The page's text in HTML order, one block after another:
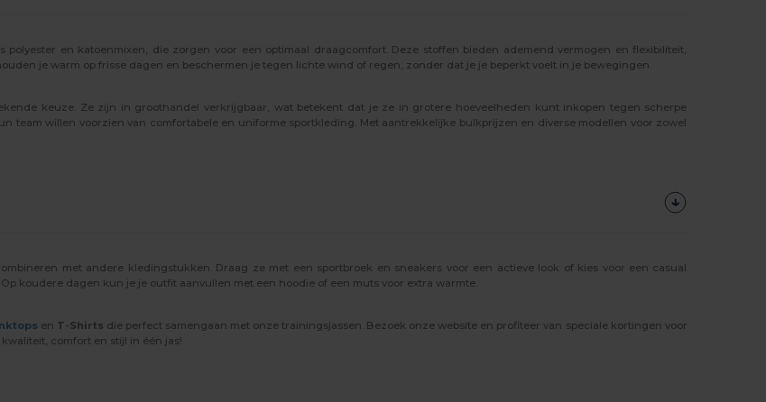
en katoenmixen, die zorgen voor een optimaal draagcomfort. Deze stoffen bieden ademend vermogen en flexibiliteit,
je warm op frisse dagen en beschermen je tegen lichte wind of regen, zonder dat je je beperkt voelt in je bewegingen.
keuze. Ze zijn in groothandel verkrijgbaar, wat betekent dat je ze in grotere hoeveelheden kunt inkopen tegen scherpe
team willen voorzien van comfortabele en uniforme sportkleding. Met aantrekkelijke bulkprijzen en diverse modellen voor zowel
met andere kledingstukken. Draag ze met een sportbroek en sneakers voor een actieve look of kies voor een casual
. Op koudere dagen kun je je outfit aanvullen met een hoodie of een muts voor extra warmte.
en T-Shirts die perfect samengaan met onze trainingsjassen. Bezoek onze website en profiteer van speciale kortingen voor
comfort en stijl in één jas!